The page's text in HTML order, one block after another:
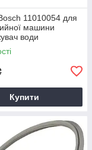
11010054 для
машини
води
Купити